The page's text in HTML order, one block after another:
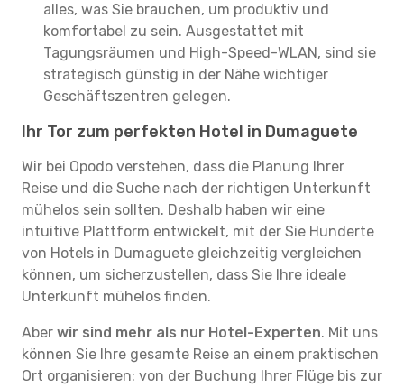
alles, was Sie brauchen, um produktiv und
komfortabel zu sein. Ausgestattet mit
Tagungsräumen und High-Speed-WLAN, sind sie
strategisch günstig in der Nähe wichtiger
Geschäftszentren gelegen.
Ihr Tor zum perfekten Hotel in Dumaguete
Wir bei Opodo verstehen, dass die Planung Ihrer
Reise und die Suche nach der richtigen Unterkunft
mühelos sein sollten. Deshalb haben wir eine
intuitive Plattform entwickelt, mit der Sie Hunderte
von Hotels in Dumaguete gleichzeitig vergleichen
können, um sicherzustellen, dass Sie Ihre ideale
Unterkunft mühelos finden.
Aber wir sind mehr als nur Hotel-Experten. Mit uns
können Sie Ihre gesamte Reise an einem praktischen
Ort organisieren: von der Buchung Ihrer Flüge bis zur